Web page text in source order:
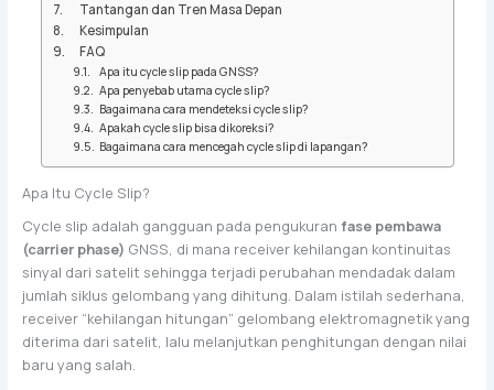
Tantangan dan Tren Masa Depan
Kesimpulan
FAQ
Apa itu cycle slip pada GNSS?
Apa penyebab utama cycle slip?
Bagaimana cara mendeteksi cycle slip?
Apakah cycle slip bisa dikoreksi?
Bagaimana cara mencegah cycle slip di lapangan?
Apa Itu Cycle Slip?
Cycle slip adalah gangguan pada pengukuran fase pembawa
(carrier phase) GNSS, di mana receiver kehilangan kontinuitas
sinyal dari satelit sehingga terjadi perubahan mendadak dalam
jumlah siklus gelombang yang dihitung. Dalam istilah sederhana,
receiver “kehilangan hitungan” gelombang elektromagnetik yang
diterima dari satelit, lalu melanjutkan penghitungan dengan nilai
baru yang salah.